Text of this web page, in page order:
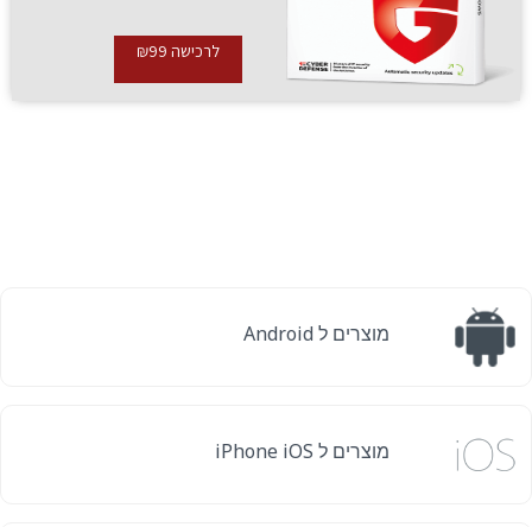
מוצרים ל Android
מוצרים ל iPhone iOS
לרכישה ₪99